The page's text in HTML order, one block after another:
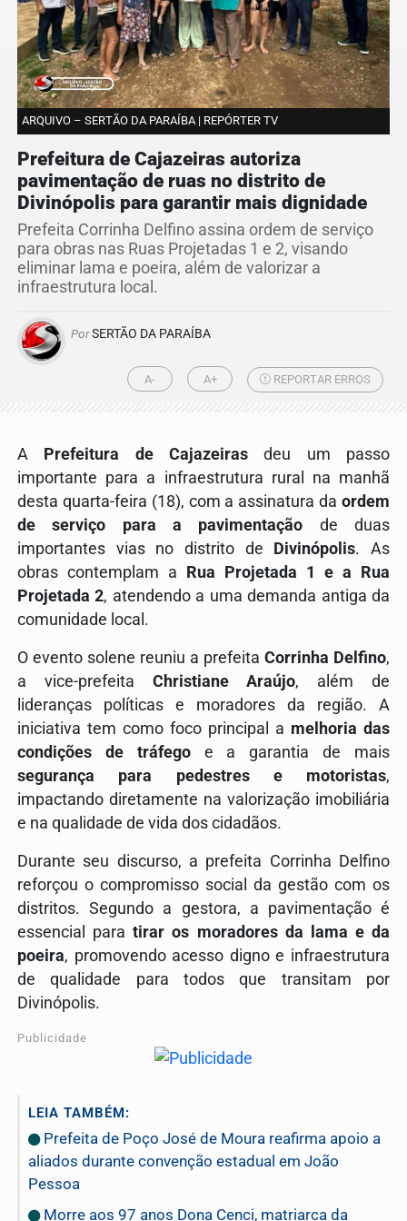
ARQUIVO – SERTÃO DA PARAÍBA | REPÓRTER TV
Prefeitura de Cajazeiras autoriza
pavimentação de ruas no distrito de
Divinópolis para garantir mais dignidade
Prefeita Corrinha Delfino assina ordem de serviço
para obras nas Ruas Projetadas 1 e 2, visando
eliminar lama e poeira, além de valorizar a
infraestrutura local.
PorSERTÃO DA PARAÍBA
A- A+ REPORTAR ERROS
A Prefeitura de Cajazeiras deu um passo
importante para a infraestrutura rural na manhã
desta quarta-feira (18), com a assinatura da ordem
de serviço para a pavimentação de duas
importantes vias no distrito de
Divinópolis.As
obras contemplam a
Rua Projetada 1 e a Rua
Projetada 2, atendendo a uma demanda antiga da
comunidade local .
O evento solene reuniu a prefeita Corrinha Delfino,
a vice-prefeita Christiane Araújo, além de
lideranças políticas e moradores da região. A
iniciativa tem como foco principal a melhoria das
condições de tráfegoe a garantia de mais
segurança para pedestres e motoristas,
impactando diretamente na valorização imobiliária
e na qualidade de vida dos cidadãos.
Durante seu discurso, a prefeita Corrinha Delfino
reforçou o compromisso social da gestão com os
distritos.Segundo a gestora, a pavimentação é
essencial paratirar os moradores da lama e da
poeira, promovendo acesso digno e infraestrutura
de qualidade para todos que transitam por
Divinópolis.
Publicidade
LEIA TAMBÉM:
Prefeita de Poço José de Moura reafirma apoio a
aliados durante convenção estadual em João
Pessoa
Morre aos 97 anos Dona Cenci, matriarca da